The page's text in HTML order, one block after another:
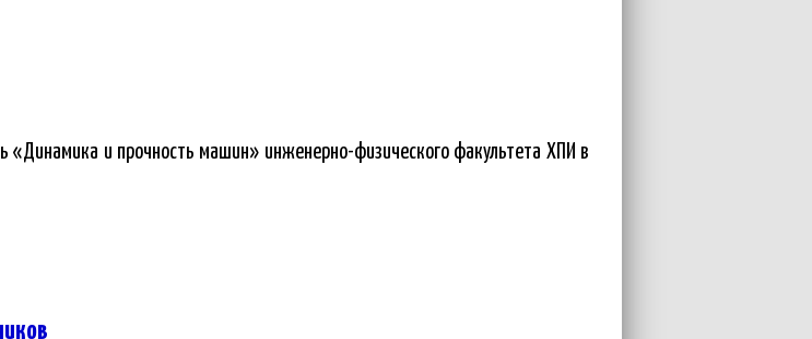
«Динамика и прочность машин» инженерно-физического факультета ХПИ в